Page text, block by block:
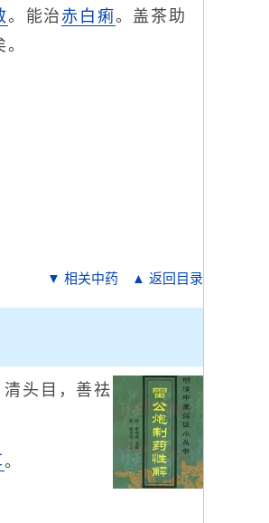
。能治 赤白痢。盖茶助
▼ 相关中药 ▲ 返回目录
清头目，善祛
。